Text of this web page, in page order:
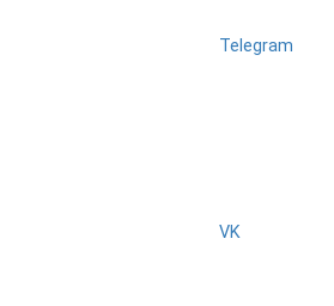
Telegram
VK